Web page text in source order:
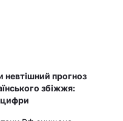
прогноз
збіжжя:
цифри